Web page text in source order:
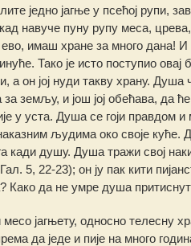
једно јагње у псећој рупи,
навуче пуну рупу меса,
ево, имаш хране за много дана!
Тако је исто поступио
а он јој нуди такву храну.
земљу, и још јој обећава, да
у уста. Душа се гоји
људима око своје
душу. Душа тражи свој
5, 22-23); он ју пак кити
Како да не умре душа
јагњету, односно телесну
да једе и пије на много